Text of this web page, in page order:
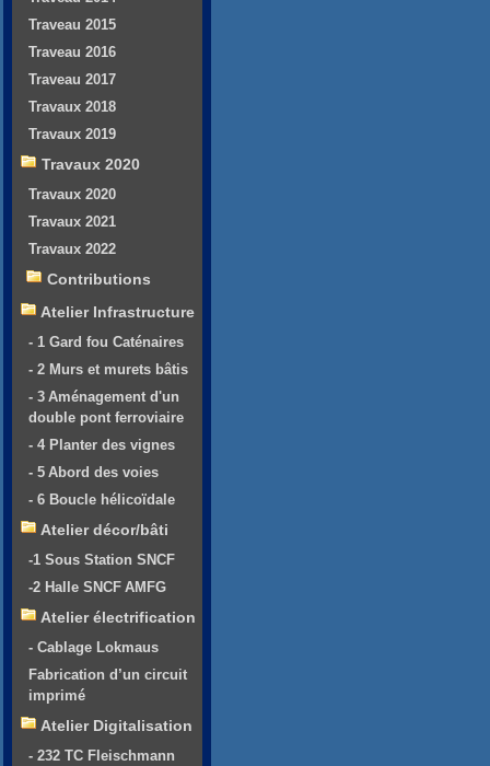
Traveau 2015
Traveau 2016
Traveau 2017
Travaux 2018
Travaux 2019
Travaux 2020
Travaux 2020
Travaux 2021
Travaux 2022
Contributions
Atelier Infrastructure
- 1 Gard fou Caténaires
- 2 Murs et murets bâtis
- 3 Aménagement d'un
double pont ferroviaire
- 4 Planter des vignes
- 5 Abord des voies
- 6 Boucle hélicoïdale
Atelier décor/bâti
-1 Sous Station SNCF
-2 Halle SNCF AMFG
Atelier électrification
- Cablage Lokmaus
Fabrication d’un circuit
imprimé
Atelier Digitalisation
- 232 TC Fleischmann